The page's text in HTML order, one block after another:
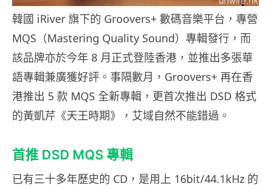
韓國 iRiver 旗下的 Groovers+ 數碼音樂平台，專營
MQS（Mastering Quality Sound）專輯發行，而
該品牌亦於今年 8 月正式登陸香港，並推出多張華
語專輯兼廣獲好評。事隔數月，Groovers+ 再在香
港推出 5 款 MQS 全新專輯，更首次推出 DSD 格式
的黃凱芹《天王時期》，艾域自然不能錯過。
首推 DSD MQS 專輯
已有三十多年歷史的 CD，是用上 16bit/44.1kHz 的